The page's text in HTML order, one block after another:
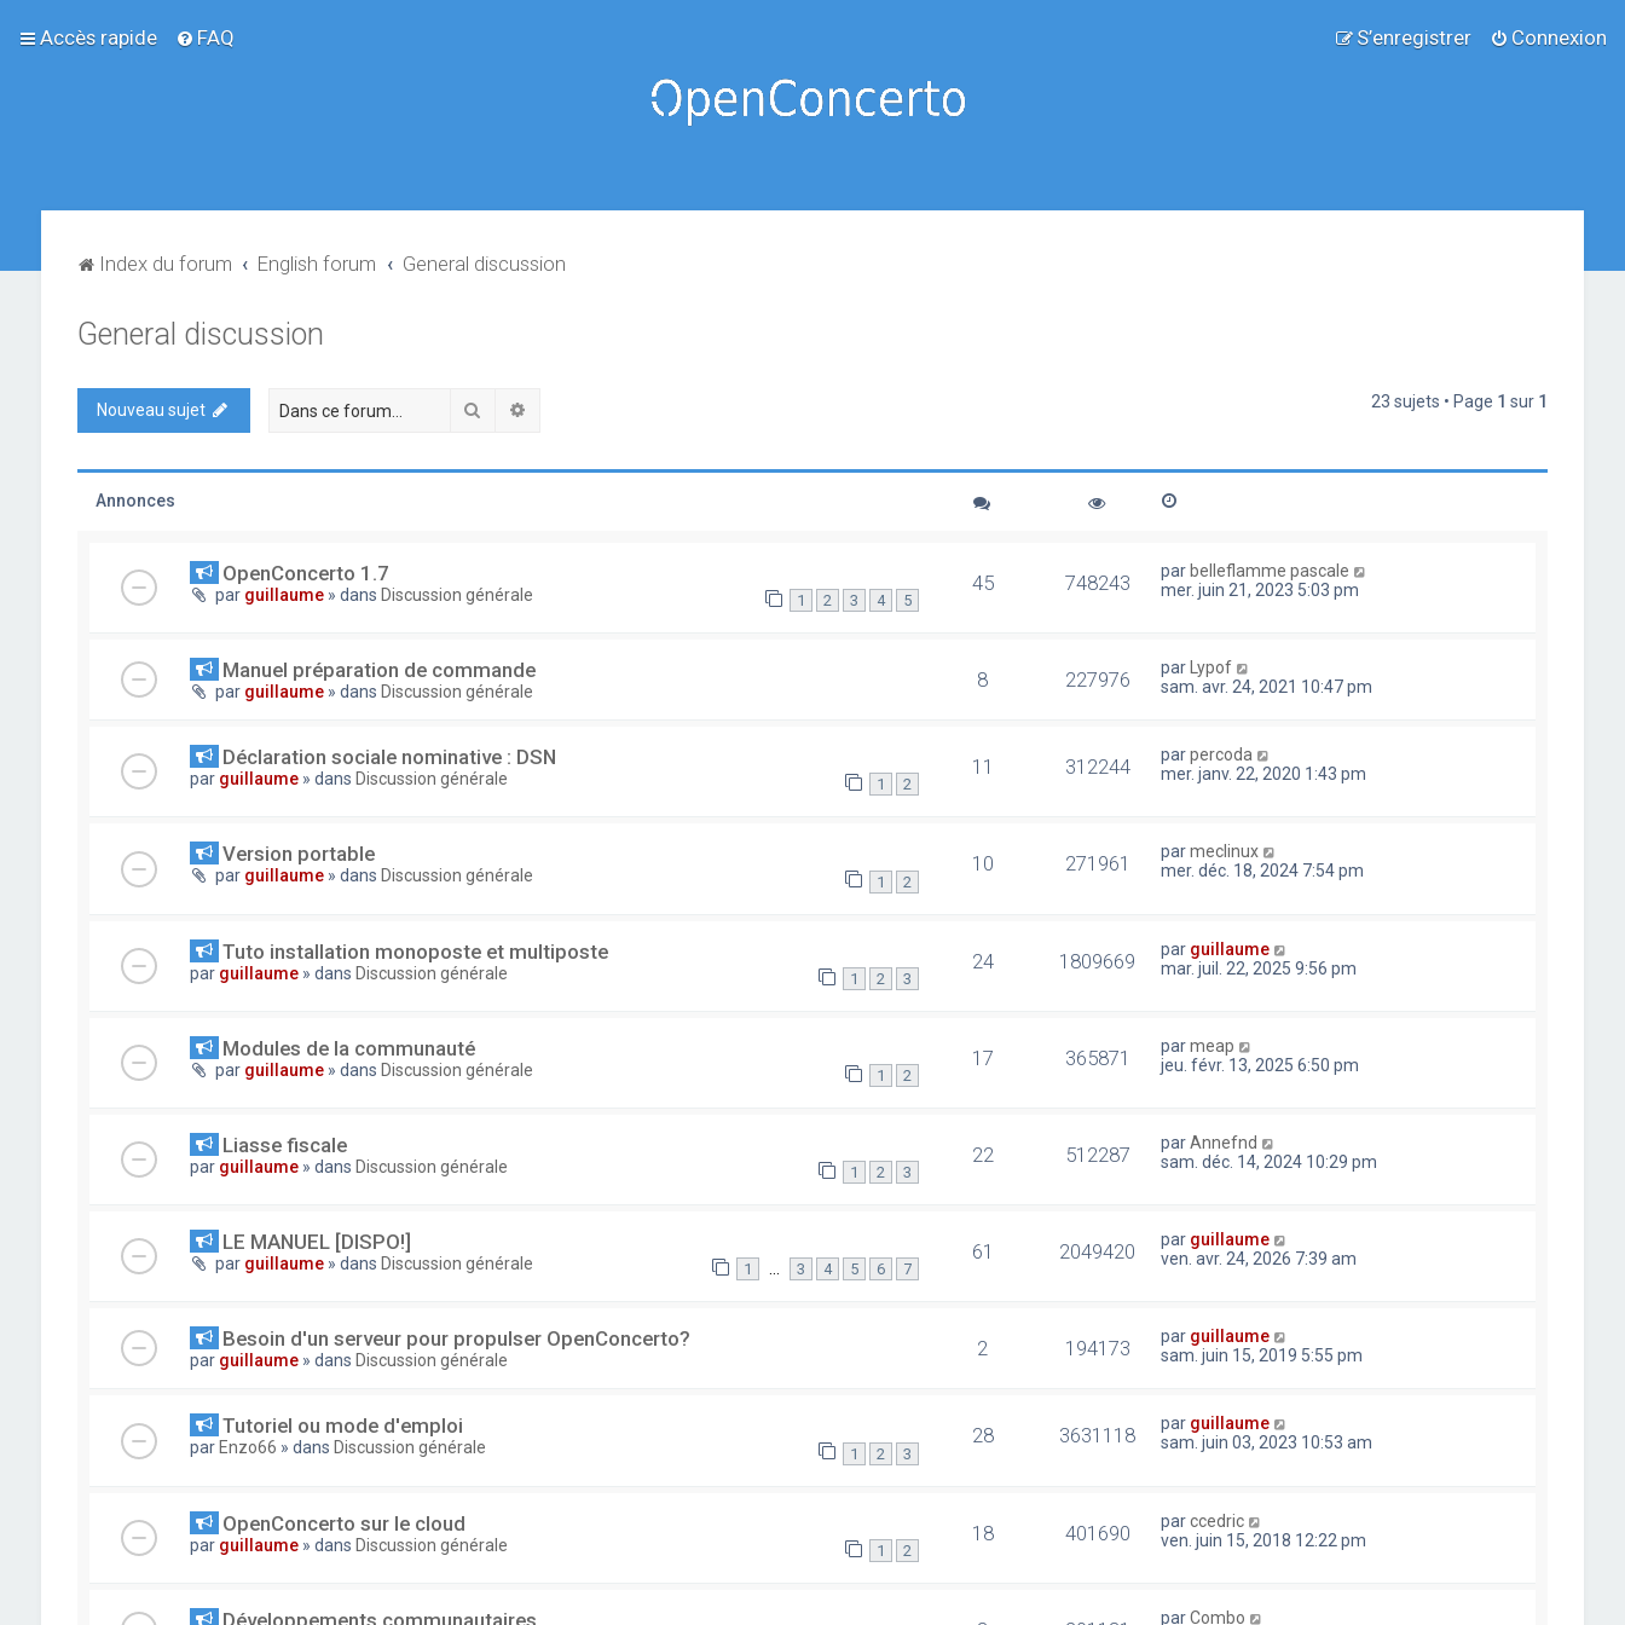
Accès rapide FAQ Connexion
S’enregistrer
Index du forum English forum General discussion
General discussion
Nouveau sujet Rechercher 23 sujets • Page 1 sur 1
Annonces
OpenConcerto 1.7
par guillaume » dans Discussion générale 1 2 3 4 5
45 748243 par belleflamme pascale
mer. juin 21, 2023 5:03 pm
Manuel préparation de commande
par guillaume » dans Discussion générale 8 227976 par Lypof
sam. avr. 24, 2021 10:47 pm
Déclaration sociale nominative : DSN
par guillaume » dans Discussion générale 1 2
11 312244 parpercoda
mer. janv. 22, 2020 1:43 pm
Version portable
par guillaume » dans Discussion générale 1 2
10 271961 parmeclinux
mer. déc. 18, 2024 7:54 pm
Tuto installation monoposte et multiposte
par guillaume » dans Discussion générale 1 2 3
24 1809669 par guillaume
mar. juil. 22, 2025 9:56 pm
Modules de la communauté
par guillaume » dans Discussion générale 1 2
17 365871 parmeap
jeu. févr. 13, 2025 6:50 pm
Liasse fiscale
par guillaume » dans Discussion générale 1 2 3
22 512287 parAnnefnd
sam. déc. 14, 2024 10:29 pm
LE MANUEL [DISPO!]
par guillaume » dans Discussion générale 1 … 3 4 5 6 7
61 2049420 par guillaume
ven. avr. 24, 2026 7:39 am
Besoin d'un serveur pour propulser OpenConcerto?
par guillaume » dans Discussion générale 2 194173 par guillaume
sam. juin 15, 2019 5:55 pm
Tutoriel ou mode d'emploi
par Enzo66 » dans Discussion générale 1 2 3
28 3631118 par guillaume
sam. juin 03, 2023 10:53 am
OpenConcerto sur le cloud
par guillaume » dans Discussion générale 1 2
18 401690 parccedric
ven. juin 15, 2018 12:22 pm
Développements communautaires parCombo